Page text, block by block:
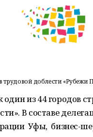
трудовой доблести «Рубежи
из 44 городов
В составе
Уфы, бизнес-